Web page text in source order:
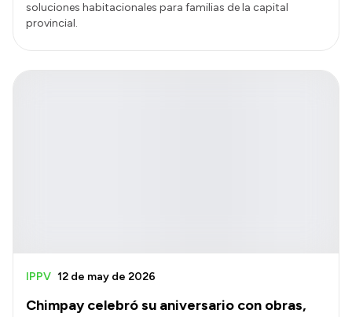
soluciones habitacionales para familias de la capital
provincial.
Chimpay celebró su aniversario con obras,
IPPV 12 de may de 2026